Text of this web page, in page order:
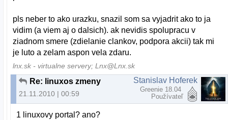
pls neber to ako urazku, snazil som sa vyjadrit ako to ja
vidim (a viem aj o dalsich). ak nevidis spolupracu v
ziadnom smere (zdielanie clankov, podpora akcii) tak mi
je luto a zelam aspon vela zdaru.
lnx.sk - virtualne servery; Lnx@Lnx.sk
Re: linuxos zmeny
21.11.2010 | 00:59
Stanislav Hoferek
Greenie 18.04
Používateľ
1 linuxovy portal? ano?